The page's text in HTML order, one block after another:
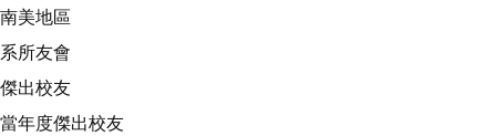
南美地區
系所友會
傑出校友
當年度傑出校友